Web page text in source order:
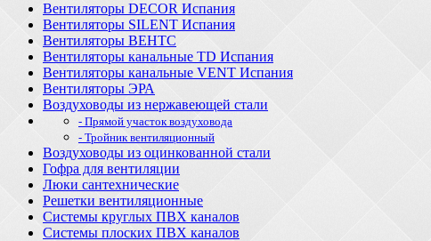
Вентиляторы DECOR Испания
Вентиляторы SILENT Испания
Вентиляторы ВЕНТС
Вентиляторы канальные TD Испания
Вентиляторы канальные VENT Испания
Вентиляторы ЭРА
Воздуховоды из нержавеющей стали
- Прямой участок воздуховода
- Тройник вентиляционный
Воздуховоды из оцинкованной стали
Гофра для вентиляции
Люки сантехнические
Решетки вентиляционные
Системы круглых ПВХ каналов
Системы плоских ПВХ каналов